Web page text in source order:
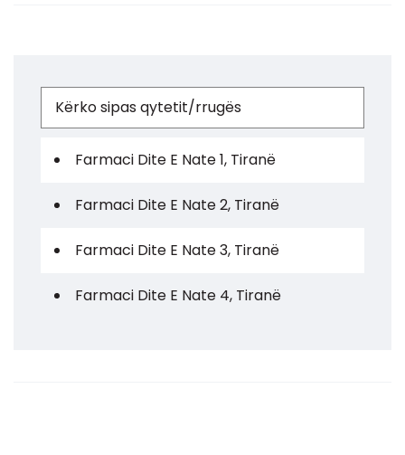
Farmaci Dite E Nate 1, Tiranë
Farmaci Dite E Nate 2, Tiranë
Farmaci Dite E Nate 3, Tiranë
Farmaci Dite E Nate 4, Tiranë